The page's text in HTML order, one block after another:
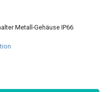
Metall-Gehäuse IP66